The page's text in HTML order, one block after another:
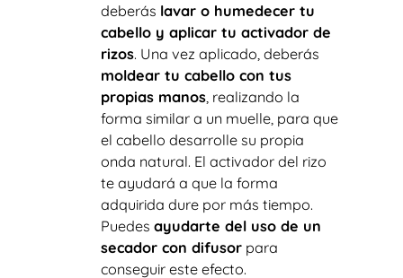
deberás lavar o humedecer tu
cabello y aplicar tu activador de
rizos. Una vez aplicado, deberás
moldear tu cabello con tus
propias manos, realizando la
forma similar a un muelle, para que
el cabello desarrolle su propia
onda natural. El activador del rizo
te ayudará a que la forma
adquirida dure por más tiempo.
Puedes ayudarte del uso de un
secador con difusor para
conseguir este efecto.